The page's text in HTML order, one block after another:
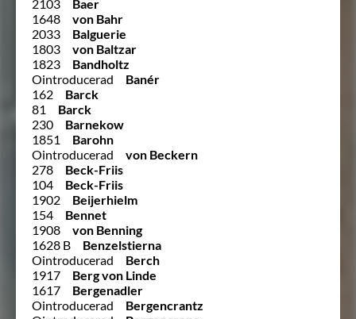
2103
Baer
1648
von Bahr
2033
Balguerie
1803
von Baltzar
1823
Bandholtz
Ointroducerad
Banér
162
Barck
81
Barck
230
Barnekow
1851
Barohn
Ointroducerad
von Beckern
278
Beck-Friis
104
Beck-Friis
1902
Beijerhielm
154
Bennet
1908
von Benning
1628 B
Benzelstierna
Ointroducerad
Berch
1917
Berg von Linde
1617
Bergenadler
Ointroducerad
Bergencrantz